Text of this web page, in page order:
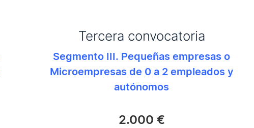
Tercera convocatoria
Segmento III. Pequeñas empresas o
Microempresas de 0 a 2 empleados y
autónomos
2.000 €